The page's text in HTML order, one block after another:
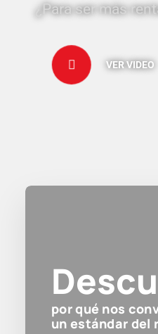
¿Para ser más
VER VIDEO
por qué nos
un estándar del